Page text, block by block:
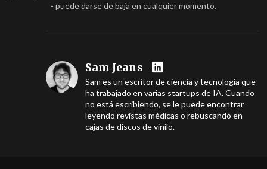
- puede darse de baja en cualquier momento.
Sam Jeans
Sam es un escritor de ciencia y tecnología que
ha trabajado en varias startups de IA. Cuando
no está escribiendo, se le puede encontrar
leyendo revistas médicas o rebuscando en
cajas de discos de vinilo.